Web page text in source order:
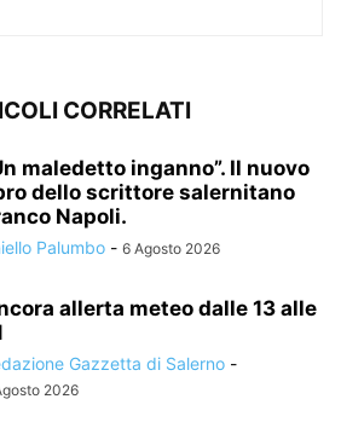
CORRELATI
maledetto inganno”. Il nuovo
dello scrittore salernitano
Napoli.
Palumbo - 6 Agosto 2026
allerta meteo dalle 13 alle
Gazzetta di Salerno -
2026